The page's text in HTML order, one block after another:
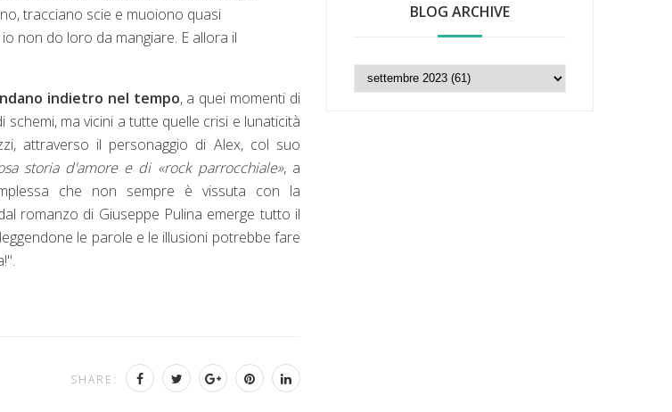
tracciano scie e muoiono quasi
non do loro da mangiare. E allora il
indietro nel tempo, a quei momenti di
ma vicini a tutte quelle crisi e lunaticità
attraverso il personaggio di Alex, col suo
storia d'amore e di «rock parrocchiale», a
che non sempre è vissuta con la
romanzo di Giuseppe Pulina emerge tutto il
le parole e le illusioni potrebbe fare
SHARE:
BLOG ARCHIVE